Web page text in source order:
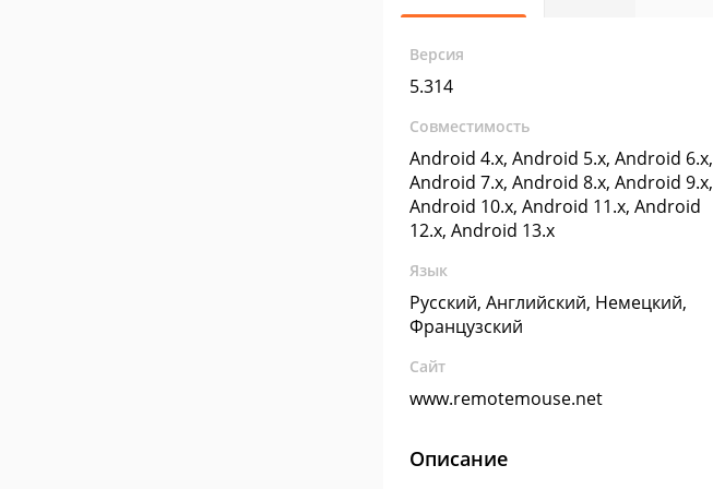
Версия
5.314
Совместимость
Android 4.x, Android 5.x, Android 6.x,
Android 7.x, Android 8.x, Android 9.x,
Android 10.x, Android 11.x, Android
12.x, Android 13.x
Язык
Русский, Английский, Немецкий,
Французский
Сайт
www.remotemouse.net
Описание